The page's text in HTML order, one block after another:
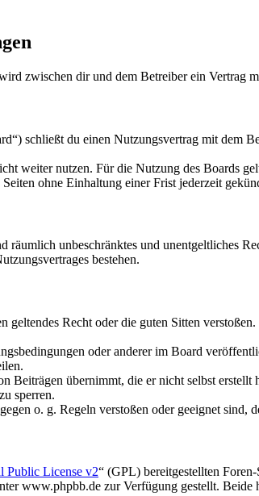
zwischen dir und dem Betreiber ein Vertrag
schließt du einen Nutzungsvertrag mit dem
weiter nutzen. Für die Nutzung des Boards
ohne Einhaltung einer Frist jederzeit
unbeschränktes und unentgeltliches
bestehen.
Recht oder die guten Sitten
oder anderer im Board
übernimmt, die er nicht selbst
sperren.
o. g. Regeln verstoßen oder geeignet sind,
Public License v2“ (GPL) bereitgestellten
www.phpbb.de zur Verfügung gestellt.